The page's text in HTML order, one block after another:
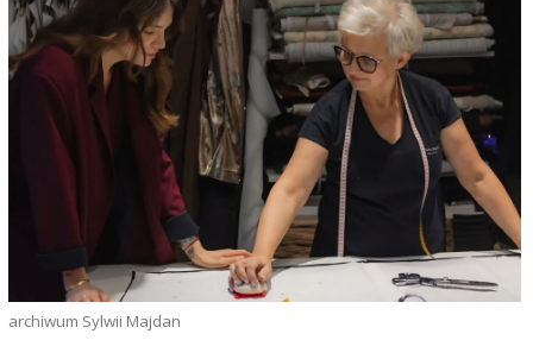
archiwum Sylwii Majdan